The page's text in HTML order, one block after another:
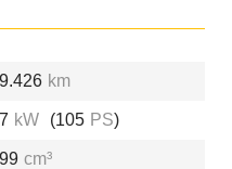
km
kW (105 PS)
cm³